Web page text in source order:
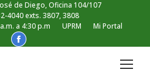
de Diego, Oficina 104/107
4040 exts. 3807, 3808
a 4:30 p.m
UPRM Mi Portal
Facebook